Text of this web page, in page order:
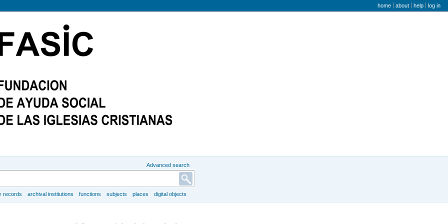
user menu
home about help log in
Advanced search
records archival institutions functions subjects places digital objects